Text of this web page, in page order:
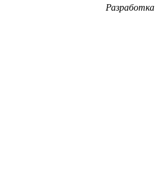
Разработка